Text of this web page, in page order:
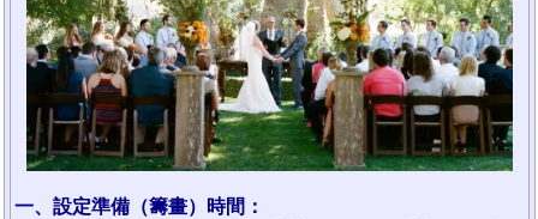
一、設定準備（籌畫）時間：